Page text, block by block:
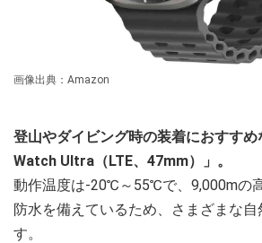
画像出典：Amazon
登山やダイビング時の装着におすす
Watch Ultra（LTE、47mm）」。
動作温度は-20℃～55℃で、9,000mの
防水を備えているため、さまざまな自
す。